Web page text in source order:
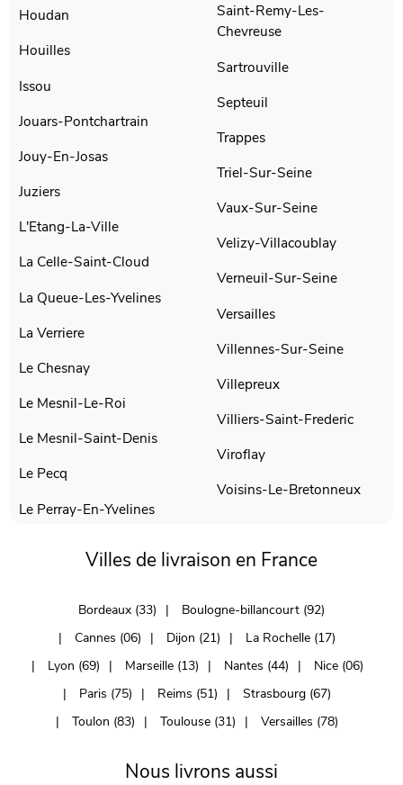
Houdan
Houilles
Issou
Jouars-Pontchartrain
Jouy-En-Josas
Juziers
L'Etang-La-Ville
La Celle-Saint-Cloud
La Queue-Les-Yvelines
La Verriere
Le Chesnay
Le Mesnil-Le-Roi
Le Mesnil-Saint-Denis
Le Pecq
Le Perray-En-Yvelines
Saint-Remy-Les-
Chevreuse
Sartrouville
Septeuil
Trappes
Triel-Sur-Seine
Vaux-Sur-Seine
Velizy-Villacoublay
Verneuil-Sur-Seine
Versailles
Villennes-Sur-Seine
Villepreux
Villiers-Saint-Frederic
Viroflay
Voisins-Le-Bretonneux
Villes de livraison en France
Bordeaux (33)
Boulogne-billancourt (92)
Cannes (06)
Dijon (21)
La Rochelle (17)
Lyon (69)
Marseille (13) Nantes (44)
Nice (06)
Paris (75)
Reims (51)
Strasbourg (67)
Toulon (83)
Toulouse (31) Versailles (78)
Nous livrons aussi